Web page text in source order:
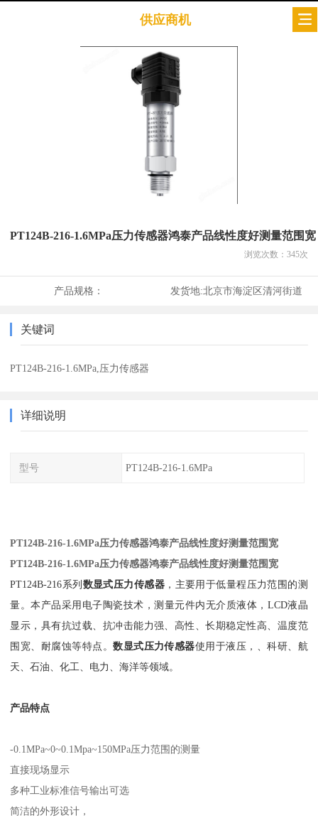
供应商机
PT124B-216-1.6MPa压力传感器鸿泰产品线性度好测量范围宽
浏览次数： 345次
产品规格： 发货地:北京市海淀区清河街道
关键词
PT124B-216-1.6MPa,压力传感器
详细说明
型号 PT124B-216-1.6MPa
PT124B-216-1.6MPa压力传感器鸿泰产品线性度好测量范围宽
PT124B-216-1.6MPa压力传感器鸿泰产品线性度好测量范围宽
PT124B-216系列 数显式压力传感器 ，主要用于低量程压力范围的测
量。本产品采用电子陶瓷技术，测量元件内无介质液体，LCD液晶
显示，具有抗过载、抗冲击能力强、高性、长期稳定性高、温度范
围宽、耐腐蚀等特点。数显式压力传感器使用于液压，、科研、航
天、石油、化工、电力、海洋等领域。
产品特点
-0.1MPa~0~0.1Mpa~150MPa压力范围的测量
直接现场显示
多种工业标准信号输出可选
简洁的外形设计，